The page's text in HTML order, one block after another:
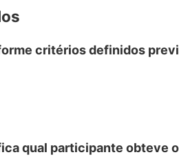
critérios definidos
qual participante obteve